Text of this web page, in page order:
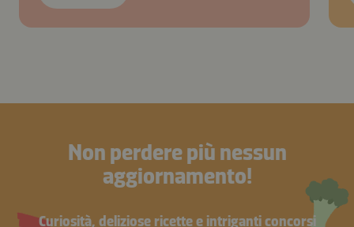
Non perdere più nessun
aggiornamento!
Curiosità, deliziose ricette e intriganti concorsi